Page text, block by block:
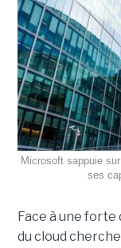
Microsoft sappuie
ses
Face à une
du cloud